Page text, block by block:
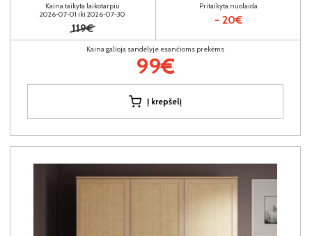
Kaina taikyta laikotarpiu
2026-07-01 iki 2026-07-30
119€
Pritaikyta nuolaida
- 20€
Kaina galioja sandėlyje esančioms prekėms
99€
Į krepšelį